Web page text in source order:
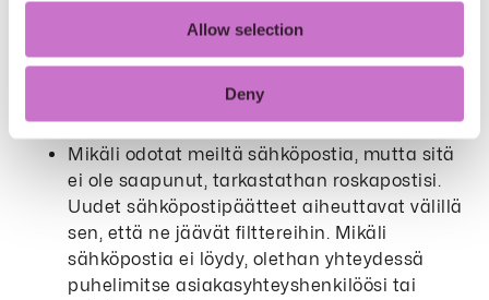
Allow selection
Deny
Y-tunnuksemme ei muutu, vaikka yhtiöiden
nimet vaihtuvat.
muotoon etunimi.sukunimi@luotea.com.
Mikäli odotat meiltä sähköpostia, mutta sitä
ei ole saapunut, tarkastathan roskapostisi.
Uudet sähköpostipäätteet aiheuttavat välillä
sen, että ne jäävät filttereihin. Mikäli
sähköpostia ei löydy, olethan yhteydessä
puhelimitse asiakasyhteyshenkilöösi tai